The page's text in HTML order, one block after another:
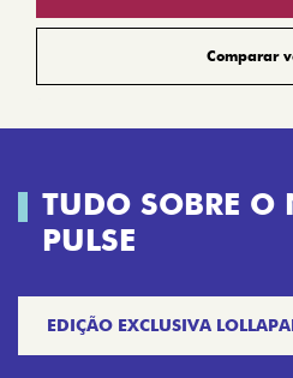
Comparar
TUDO SOBRE O
PULSE
EDIÇÃO EXCLUSIVA